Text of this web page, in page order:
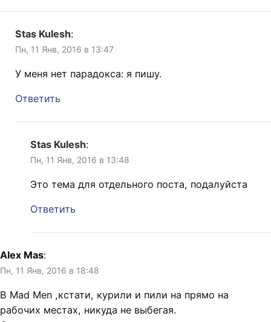
Stas Kulesh:
Пн, 11 Янв, 2016 в 13:47
У меня нет парадокса: я пишу.
Ответить
Stas Kulesh:
Пн, 11 Янв, 2016 в 13:48
Это тема для отдельного поста, подалуйста
Ответить
Alex Mas:
Пн, 11 Янв, 2016 в 18:48
В Mad Men ,кстати, курили и пили на прямо на
рабочих местах, никуда не выбегая.